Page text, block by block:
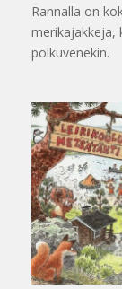
Rannalla on
merikajakkeja,
polkuvenekin.